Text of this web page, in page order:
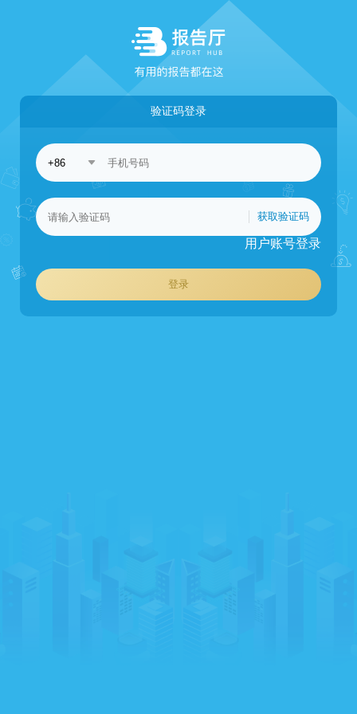
验证码登录
获取验证码
用户账号登录
登录